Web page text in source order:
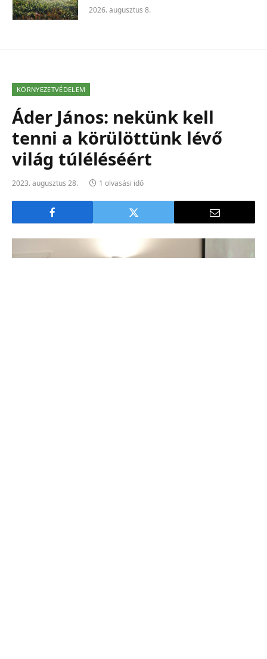
2026. augusztus 8.
KÖRNYEZETVÉDELEM
Áder János: nekünk kell
tenni a körülöttünk lévő
világ túléléséért
2023. augusztus 28. 1 olvasási idő